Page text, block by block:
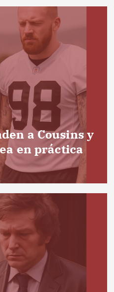
a Cousins y
en práctica